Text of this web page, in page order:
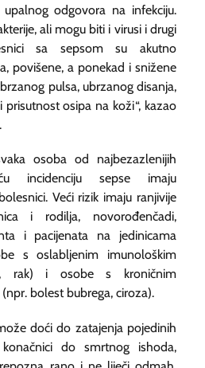
odgovora na infekciju.
ali mogu biti i virusi i drugi
sa sepsom su akutno
povišene, a ponekad i snižene
pulsa, ubrzanog disanja,
osipa na koži“, kazao
osoba od najbezazlenijih
incidenciju sepse imaju
Veći rizik imaju ranjivije
i rodilja, novorođenčadi,
i pacijenata na jedinicama
s oslabljenim imunološkim
rak) i osobe s kroničnim
bolest bubrega, ciroza).
doći do zatajenja pojedinih
do smrtnog ishoda,